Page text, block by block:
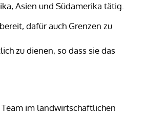
Asien und Südamerika tätig.
dafür auch Grenzen zu
zu dienen, so dass sie das
im landwirtschaftlichen